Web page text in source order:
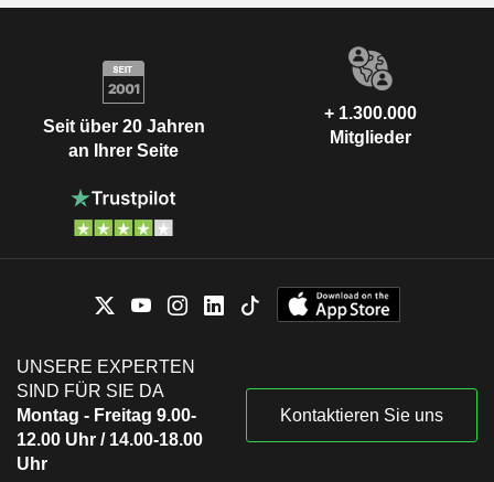
Seit über 20 Jahren
an Ihrer Seite
+ 1.300.000
Mitglieder
UNSERE EXPERTEN
SIND FÜR SIE DA
Montag - Freitag 9.00-
12.00 Uhr / 14.00-18.00
Uhr
Kontaktieren Sie uns